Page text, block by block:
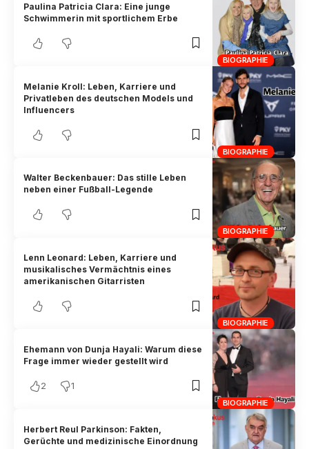
BIOGRAPHIE
Paulina Patricia Clara: Eine junge
Schwimmerin mit sportlichem Erbe
BIOGRAPHIE
Melanie Kroll: Leben, Karriere und
Privatleben des deutschen Models und
Influencers
BIOGRAPHIE
Walter Beckenbauer: Das stille Leben
neben einer Fußball-Legende
BIOGRAPHIE
Lenn Leonard: Leben, Karriere und
musikalisches Vermächtnis eines
amerikanischen Gitarristen
BIOGRAPHIE
Ehemann von Dunja Hayali: Warum diese
Frage immer wieder gestellt wird
2 1
Herbert Reul Parkinson: Fakten,
Gerüchte und medizinische Einordnung